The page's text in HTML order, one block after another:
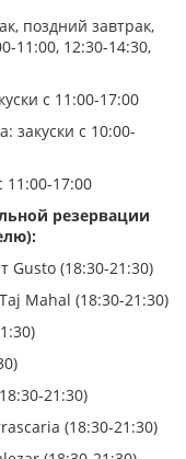
поздний завтрак,
11:00, 12:30-14:30,
с 11:00-17:00
закуски с 10:00-
11:00-17:00
резервации
Gusto (18:30-21:30)
Mahal (18:30-21:30)
21:30)
(18:30-21:30)